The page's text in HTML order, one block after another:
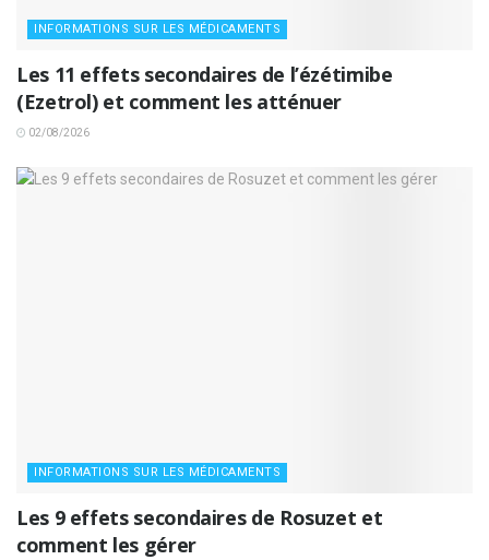
INFORMATIONS SUR LES MÉDICAMENTS
Les 11 effets secondaires de l’ézétimibe
(Ezetrol) et comment les atténuer
02/08/2026
INFORMATIONS SUR LES MÉDICAMENTS
Les 9 effets secondaires de Rosuzet et
comment les gérer